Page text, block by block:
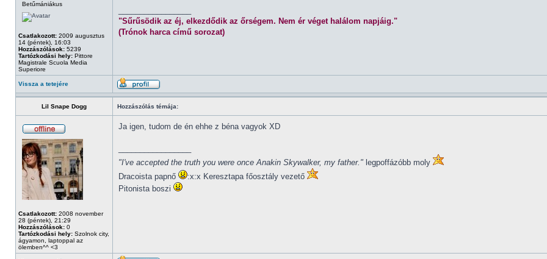
Betűmániákus
Csatlakozott: 2009 augusztus
14 (péntek), 16:03
Hozzászólások: 5239
Tartózkodási hely: Pittore
Magistrale Scuola Media
Superiore
"Sűrűsödik az éj, elkezdődik az őrségem. Nem ér véget halálom napjáig."
(Trónok harca című sorozat)
Vissza a tetejére
Lil Snape Dogg Hozzászólás témája:
Csatlakozott: 2008 november
28 (péntek), 21:29
Hozzászólások: 0
Tartózkodási hely: Szolnok city,
ágyamon, laptoppal az
ölemben^^ <3
Ja igen, tudom de én ehhe z béna vagyok XD
"I've accepted the truth you were once Anakin Skywalker, my father." legpoffázóbb moly
Dracoista papnő
:x:x Keresztapa főosztály vezető
Pitonista boszi